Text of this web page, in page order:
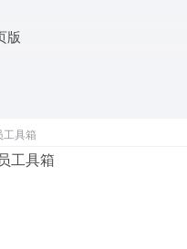
版
工具箱